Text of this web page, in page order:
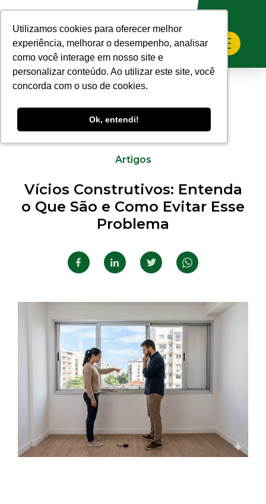
Utilizamos cookies para oferecer melhor
experiência, melhorar o desempenho, analisar
como você interage em nosso site e
personalizar conteúdo. Ao utilizar este site, você
concorda com o uso de cookies.
Ok, entendi!
Utilizamos cookies para oferecer melhor
experiência, melhorar o desempenho, analisar
como você interage em nosso site e
personalizar conteúdo. Ao utilizar este site, você
concorda com o uso de cookies.
Ok, entendi!
Artigos
Vícios Construtivos: Entenda
o Que São e Como Evitar Esse
Problema